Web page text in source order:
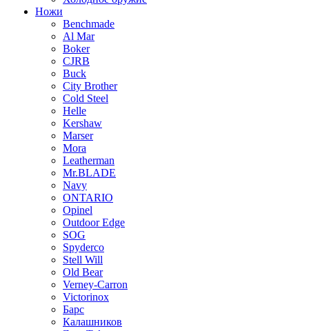
Ножи
Benchmade
Al Mar
Boker
CJRB
Buck
City Brother
Cold Steel
Helle
Kershaw
Marser
Mora
Leatherman
Mr.BLADE
Navy
ONTARIO
Opinel
Outdoor Edge
SOG
Spyderco
Stell Will
Old Bear
Verney-Carron
Victorinox
Барс
Калашников